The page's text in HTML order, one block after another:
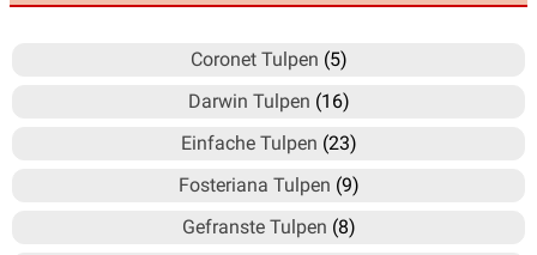
Coronet Tulpen (5)
Darwin Tulpen (16)
Einfache Tulpen (23)
Fosteriana Tulpen (9)
Gefranste Tulpen (8)